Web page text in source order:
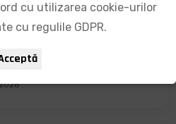
să aveți parte de zile
cu utilizarea cookie-urilor
cu regulile GDPR.